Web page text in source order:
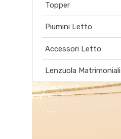
Topper
Piumini Letto
Accessori Letto
Lenzuola Matrimoniali